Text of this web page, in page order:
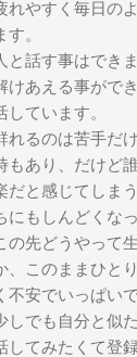
れやすく毎日の
す。
と話す事はでき
けあえる事がで
しています。
れるのは苦手だ
もあり、だけど
だと感じてしま
にもしんどくな
の先どうやって
、このままひと
不安でいっぱいで
しでも自分と似
してみたくて登